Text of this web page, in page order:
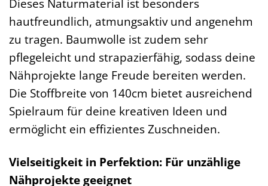
Dieses Naturmaterial ist besonders
hautfreundlich, atmungsaktiv und angenehm
zu tragen. Baumwolle ist zudem sehr
pflegeleicht und strapazierfähig, sodass deine
Nähprojekte lange Freude bereiten werden.
Die Stoffbreite von 140cm bietet ausreichend
Spielraum für deine kreativen Ideen und
ermöglicht ein effizientes Zuschneiden.
Vielseitigkeit in Perfektion: Für unzählige
Nähprojekte geeignet